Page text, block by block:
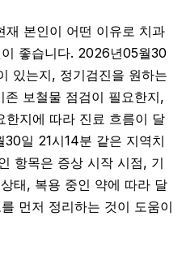
재 본인이 어떤 이유로 치과
좋습니다. 2026년05월30
있는지, 정기검진을 원하는
보철물 점검이 필요한지,
한지에 따라 진료 흐름이 달
일 21시14분 같은 지역치
항목은 증상 시작 시점, 기
태, 복용 중인 약에 따라 달
먼저 정리하는 것이 도움이